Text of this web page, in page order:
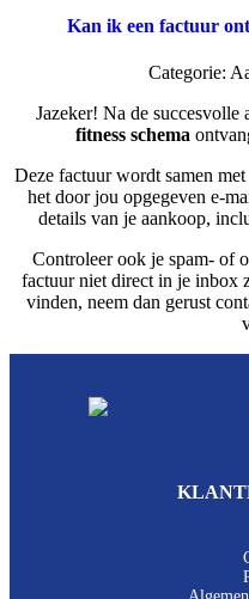
Kan ik een factuur
Categorie:
Jazeker! Na de succesvolle
fitness schema
Deze factuur wordt samen
het door jou opgegeven e-
details van je aankoop,
Controleer ook je spam- of
factuur niet direct in je inbox
vinden, neem dan gerust